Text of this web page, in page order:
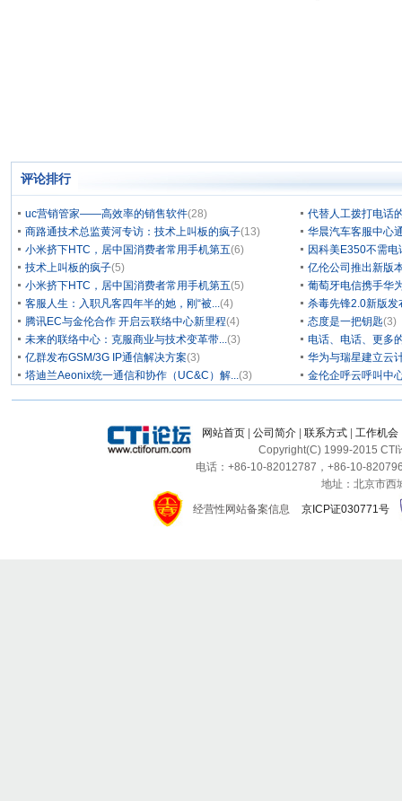
评论排行
uc营销管家——高效率的销售软件(28)
代替人工拨打电话
商路通技术总监黄河专访：技术上叫板的疯子(13)
华晨汽车客服中心
小米挤下HTC，居中国消费者常用手机第五(6)
因科美E350不需
技术上叫板的疯子(5)
亿伦公司推出新版
小米挤下HTC，居中国消费者常用手机第五(5)
葡萄牙电信携手华
客服人生：入职凡客四年半的她，刚“被...(4)
杀毒先锋2.0新版发
腾讯EC与金伦合作 开启云联络中心新里程(4) 态度是一把钥匙(3)
未来的联络中心：克服商业与技术变革带...(3)
电话、电话、更多
亿群发布GSM/3G IP通信解决方案(3)
华为与瑞星建立云
塔迪兰Aeonix统一通信和协作（UC&C）解...(3) 金伦企呼云呼叫中
网站首页 公司简介 联系方式 工作机会
Copyright(C) 1999-2015 CTI
电话：+86-10-82012787，+86-10-
地址：北京市西
经营性网站备案信息
京ICP证030771号